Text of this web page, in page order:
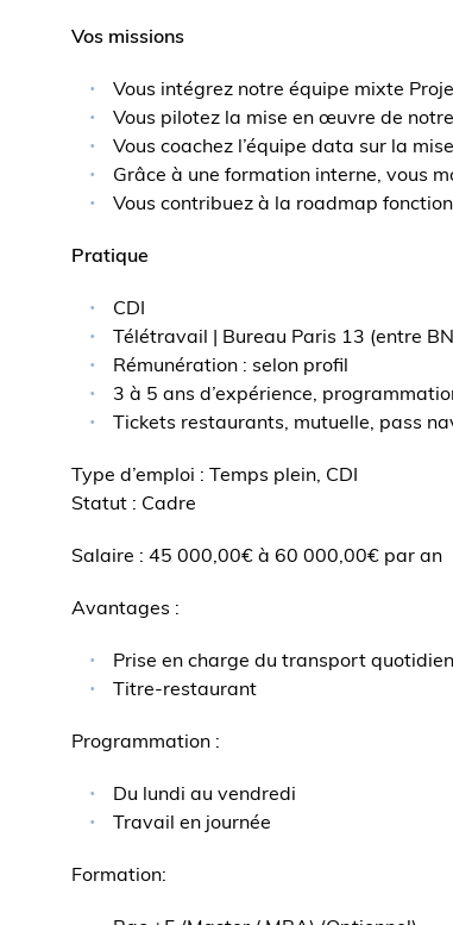
Vos missions
Vous intégrez notre équipe mixte
Vous pilotez la mise en œuvre de
Vous coachez l’équipe data sur la
Grâce à une formation interne, vous
Vous contribuez à la roadmap
Pratique
CDI
Télétravail | Bureau Paris 13 (entre
Rémunération : selon profil
3 à 5 ans d’expérience,
Tickets restaurants, mutuelle, pass
Type d’emploi : Temps plein, CDI
Statut : Cadre
Salaire : 45 000,00€ à 60 000,00€ par an
Avantages :
Prise en charge du transport quotidien
Titre-restaurant
Programmation :
Du lundi au vendredi
Travail en journée
Formation: